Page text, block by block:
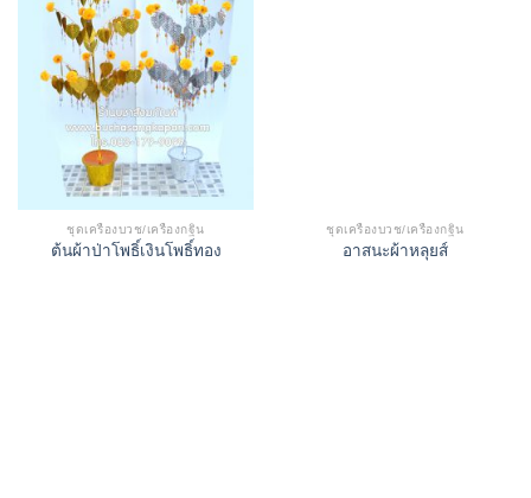
ชุดเครื่องบวช/เครื่องกฐิน
ต้นผ้าป่าโพธิ์เงินโพธิ์ทอง
ชุดเครื่องบวช/เครื่องกฐิน
อาสนะผ้าหลุยส์